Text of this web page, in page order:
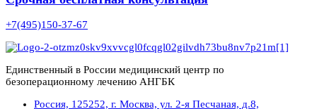
+7(495)150-37-67
Единственный в России медицинский центр по
безоперационному лечению АНГБК
Россия, 125252, г. Москва, ул. 2-я Песчаная, д.8,